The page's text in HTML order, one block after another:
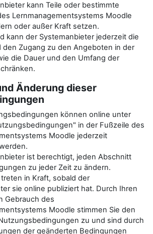
kann Teile oder bestimmte
Lernmanagementsystems Moodle
oder außer Kraft setzen.
kann der Systemanbieter jederzeit die
den Zugang zu den Angeboten in der
die Dauer und den Umfang der
Änderung dieser
können online unter
in der Fußzeile des
Moodle jederzeit
ist berechtigt, jeden Abschnitt
zu jeder Zeit zu ändern.
in Kraft, sobald der
sie online publiziert hat. Durch Ihren
Gebrauch des
Moodle stimmen Sie den
zu und sind durch
der geänderten Bedingungen